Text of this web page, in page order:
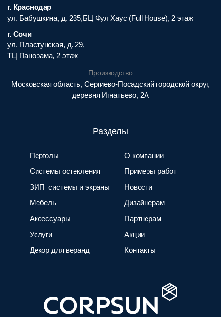
Разделы
Перголы
Системы остекления
ЗИП-системы и экраны
Мебель
Аксессуары
Услуги
Декор для веранд
О компании
Примеры работ
Новости
Дизайнерам
Партнерам
Акции
Контакты
г. Краснодар
ул. Бабушкина, д. 285,БЦ Фул Хаус (Full House), 2 этаж
г. Сочи
ул. Пластунская, д. 29,
ТЦ Панорама, 2 этаж
Производство
Московская область, Сергиево-Посадский городской округ,
деревня Игнатьево, 2А